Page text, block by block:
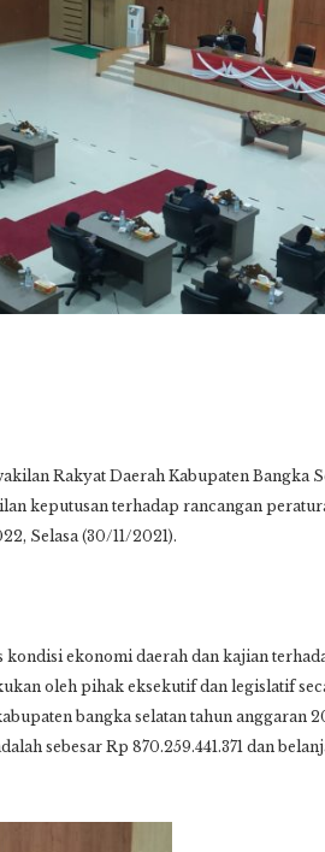
Rakyat Daerah Kabupaten Bangka
keputusan terhadap rancangan
Selasa (30/11/2021).
kondisi ekonomi daerah dan kajian
oleh pihak eksekutif dan legislatif
bangka selatan tahun anggaran
sebesar Rp 870.259.441.371 dan